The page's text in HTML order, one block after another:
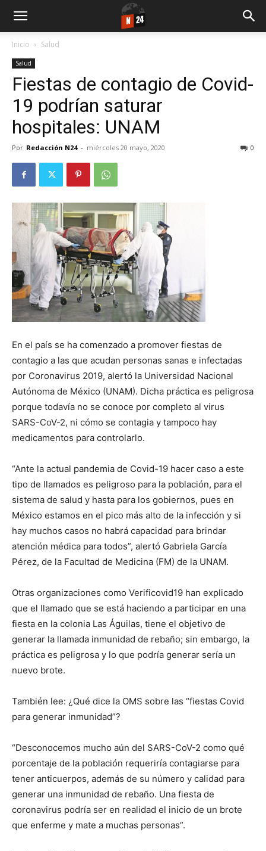
Inicio Salud
Salud
Fiestas de contagio de Covid-
19 podrían saturar
hospitales: UNAM
Por Redacción N24 - miércoles 20 mayo, 2020 0
En el país se ha comenzado a promover fiestas de
contagio a las que acudan personas sanas e infectadas
por Coronavirus 2019, alertó la Universidad Nacional
Autónoma de México (UNAM). Dicha práctica es peligrosa
porque todavía no se conoce por completo al virus
SARS-CoV-2, ni cómo se contagia y tampoco hay
medicamentos para controlarlo.
“Ante la actual pandemia de Covid-19 hacer caso a este
tipo de llamados es peligroso para la población, para el
sistema de salud y hasta para los gobiernos, pues en
México estamos en el pico más alto de la infección y si
hay muchos casos no habrá capacidad para brindar
atención médica para todos”, alertó Gabriela García
Pérez, de la Facultad de Medicina (FM) de la UNAM.
Otras organizaciones como Verificovid19 han explicado
que el llamado que se está haciendo a participar en una
fiesta en la colonia Las Águilas, tiene el objetivo de
generar la llamada inmunidad de rebaño; sin embargo, la
práctica es peligrosa y lo que podría generar sería un
nuevo brote.
También lee: ¿Qué dice la OMS sobre las “fiestas Covid
para generar inmunidad”?
“Desconocemos mucho aún del SARS-CoV-2 como qué
porcentaje de la población requeriría contagiarse para
tener anticuerpos, además de su número y calidad para
generar una inmunidad de rebaño. Una fiesta de
coronavirus podría ser en realidad el inicio de un brote
que enferme y mate a muchas personas”.